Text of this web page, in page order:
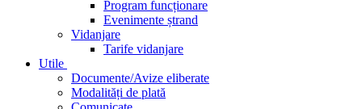
Program funcționare
Evenimente ștrand
Vidanjare
Tarife vidanjare
Utile
Documente/Avize eliberate
Modalități de plată